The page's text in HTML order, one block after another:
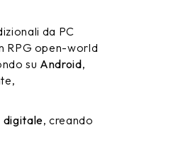
da PC
RPG open-world
su Android,
digitale, creando